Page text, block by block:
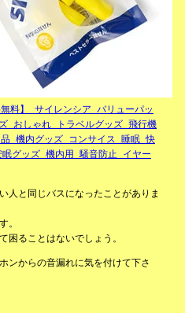
無料】 サイレンシア バリューパッ
おしゃれ トラベルグッズ 飛行機
機内グッズ コンサイス 睡眠 快
グッズ 機内用 騒音防止 イヤー
人と同じバスになったことがありま
。
困ることはないでしょう。
ンからの音漏れに気を付けて下さ